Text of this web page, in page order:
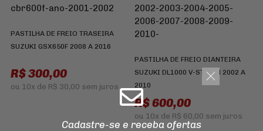
PASTILHA DE FREIO TRASEIRA
SUZUKI GSX650F 2008 A 2016
R$ 300,00
ou 10x de R$ 30,00 sem juros
PASTILHA DE FREIO DIANTEIRA
SUZUKI DL1000 V-STROM 2002 A
2010
R$ 600,00
ou 10x de R$ 60,00 sem juros
Cadastre-se e receba ofertas